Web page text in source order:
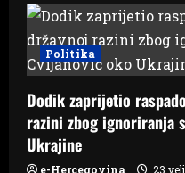
prijedlog
SDA
kojim
se
traži
procesuiranje
zbog
negiranja
genocida
Politika
Dodik zaprijetio
razini zbog ignoriranja
Ukrajine
e-Hercegovina 23